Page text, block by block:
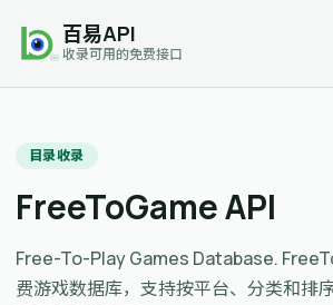
百易API
收录可用的免费接口
目录收录
FreeToGame API
Free-To-Play Games Database.
费游戏数据库，支持按平台、分类和排